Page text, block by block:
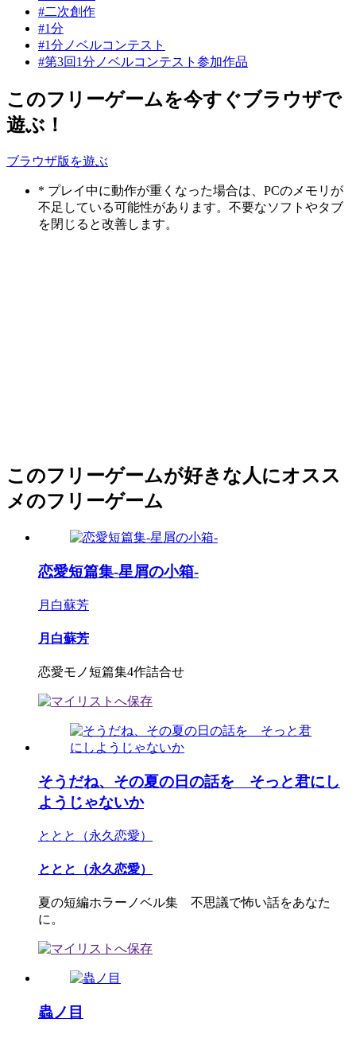
#二次創作
#1分
#1分ノベルコンテスト
#第3回1分ノベルコンテスト参加作品
このフリーゲームを今すぐブラウザで
遊ぶ！
ブラウザ版を遊ぶ
* プレイ中に動作が重くなった場合は、PCのメモリが
不足している可能性があります。不要なソフトやタブ
を閉じると改善します。
このフリーゲームが好きな人にオスス
メのフリーゲーム
恋愛短篇集-星屑の小箱-
月白蘇芳
月白蘇芳
恋愛モノ短篇集4作詰合せ
そうだね、その夏の日の話を そっと君にし
ようじゃないか
ととと（永久恋愛）
ととと（永久恋愛）
夏の短編ホラーノベル集 不思議で怖い話をあなた
に。
蟲ノ目